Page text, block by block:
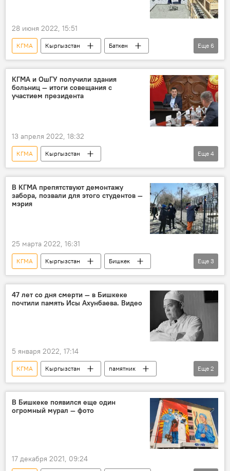
28 июня 2022, 15:51
КГМА Кыргызстан
Баткен
комплекс
строительство
капсула
Садыр Жапаров
фото
Новости Киргизии
Еще 6
КГМА и ОшГУ получили здания
больниц — итоги совещания с
участием президента
13 апреля 2022, 18:32
КГМА
Кыргызстан
Ошский государственный университет
образование
Садыр Жапаров
Еще 4
В КГМА препятствуют демонтажу
забора, позвали для этого студентов —
мэрия
25 марта 2022, 16:31
КГМА Кыргызстан
Бишкек
мэрия
забор демонтаж
Еще 3
47 лет со дня смерти — в Бишкеке
почтили память Исы Ахунбаева. Видео
5 января 2022, 17:14
КГМА Кыргызстан
памятник
митинг-реквием
Иса Ахунбаев
Еще 2
В Бишкеке появился еще один
огромный мурал — фото
17 декабря 2021, 09:24